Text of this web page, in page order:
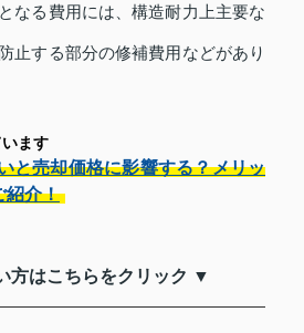
なる費用には、構造耐力上主要な
止する部分の修補費用などがあり
ます
と売却価格に影響する？メリッ
紹介！
方はこちらをクリック ▼